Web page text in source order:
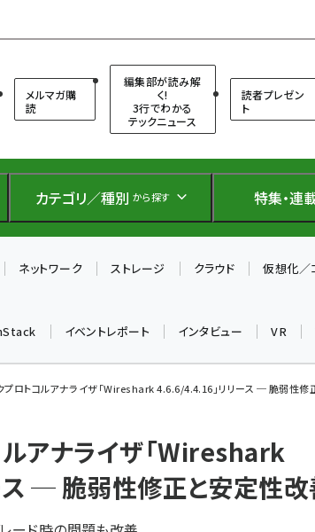
メルマガ購
読
編集部が読み解
く!
3行でわかる
テックニュース
読者プレゼン
ト
カテゴリ／種別 から探す 特集・連
ネットワーク ストレージ クラウド 仮想化／
イベントレポート インタビュー VR
プロトコルアナライザ「Wireshark 4.6.6/4.4.16」リリース ─ 脆弱性
アナライザ「Wireshark
─ 脆弱性修正と安定性改